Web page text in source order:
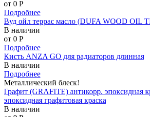
от 0 P
Подробнее
Вуд ойл террас масло (DUFA WOOD OIL
В наличии
от 0 P
Подробнее
Кисть ANZA GO для радиаторов длинная
В наличии
Подробнее
Металлический блеск!
Графит (GRAFITE) антикорр. эпоксидная
эпоксидная графитовая краска
В наличии